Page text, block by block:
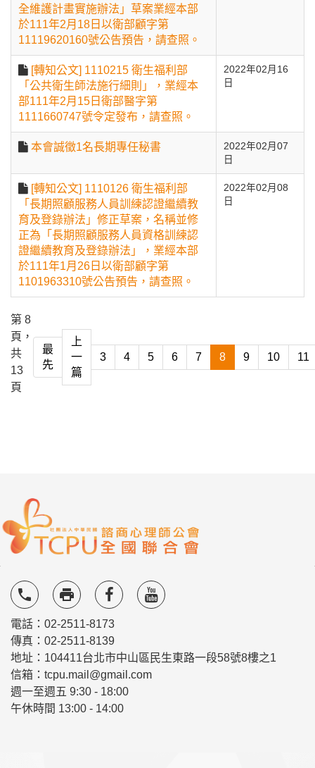
全維護計畫實施辦法」草案業經本部
於111年2月18日以衛部顧字第
11119620160號公告預告，請查照。
[轉知公文] 1110215 衛生福利部
「公共衛生師法施行細則」，業經本
部111年2月15日衛部醫字第
1111660747號令定發布，請查照。
2022年02月16
日
本會誠徵1名長期專任秘書
2022年02月07
日
[轉知公文] 1110126 衛生福利部
「長期照顧服務人員訓練認證繼續教
育及登錄辦法」修正草案，名稱並修
正為「長期照顧服務人員資格訓練認
證繼續教育及登錄辦法」，業經本部
於111年1月26日以衛部顧字第
1101963310號公告預告，請查照。
2022年02月08
日
第 8
頁，
共
13
頁
最
先
上
一
篇
3 4 5 6 7 8 9 10 11
local_phone local_printshop
電話：02-2511-8173
傳真：02-2511-8139
地址：104411台北市中山區民生東路一段58號8樓之1
信箱：tcpu.mail@gmail.com
週一至週五 9:30 - 18:00
午休時間 13:00 - 14:00